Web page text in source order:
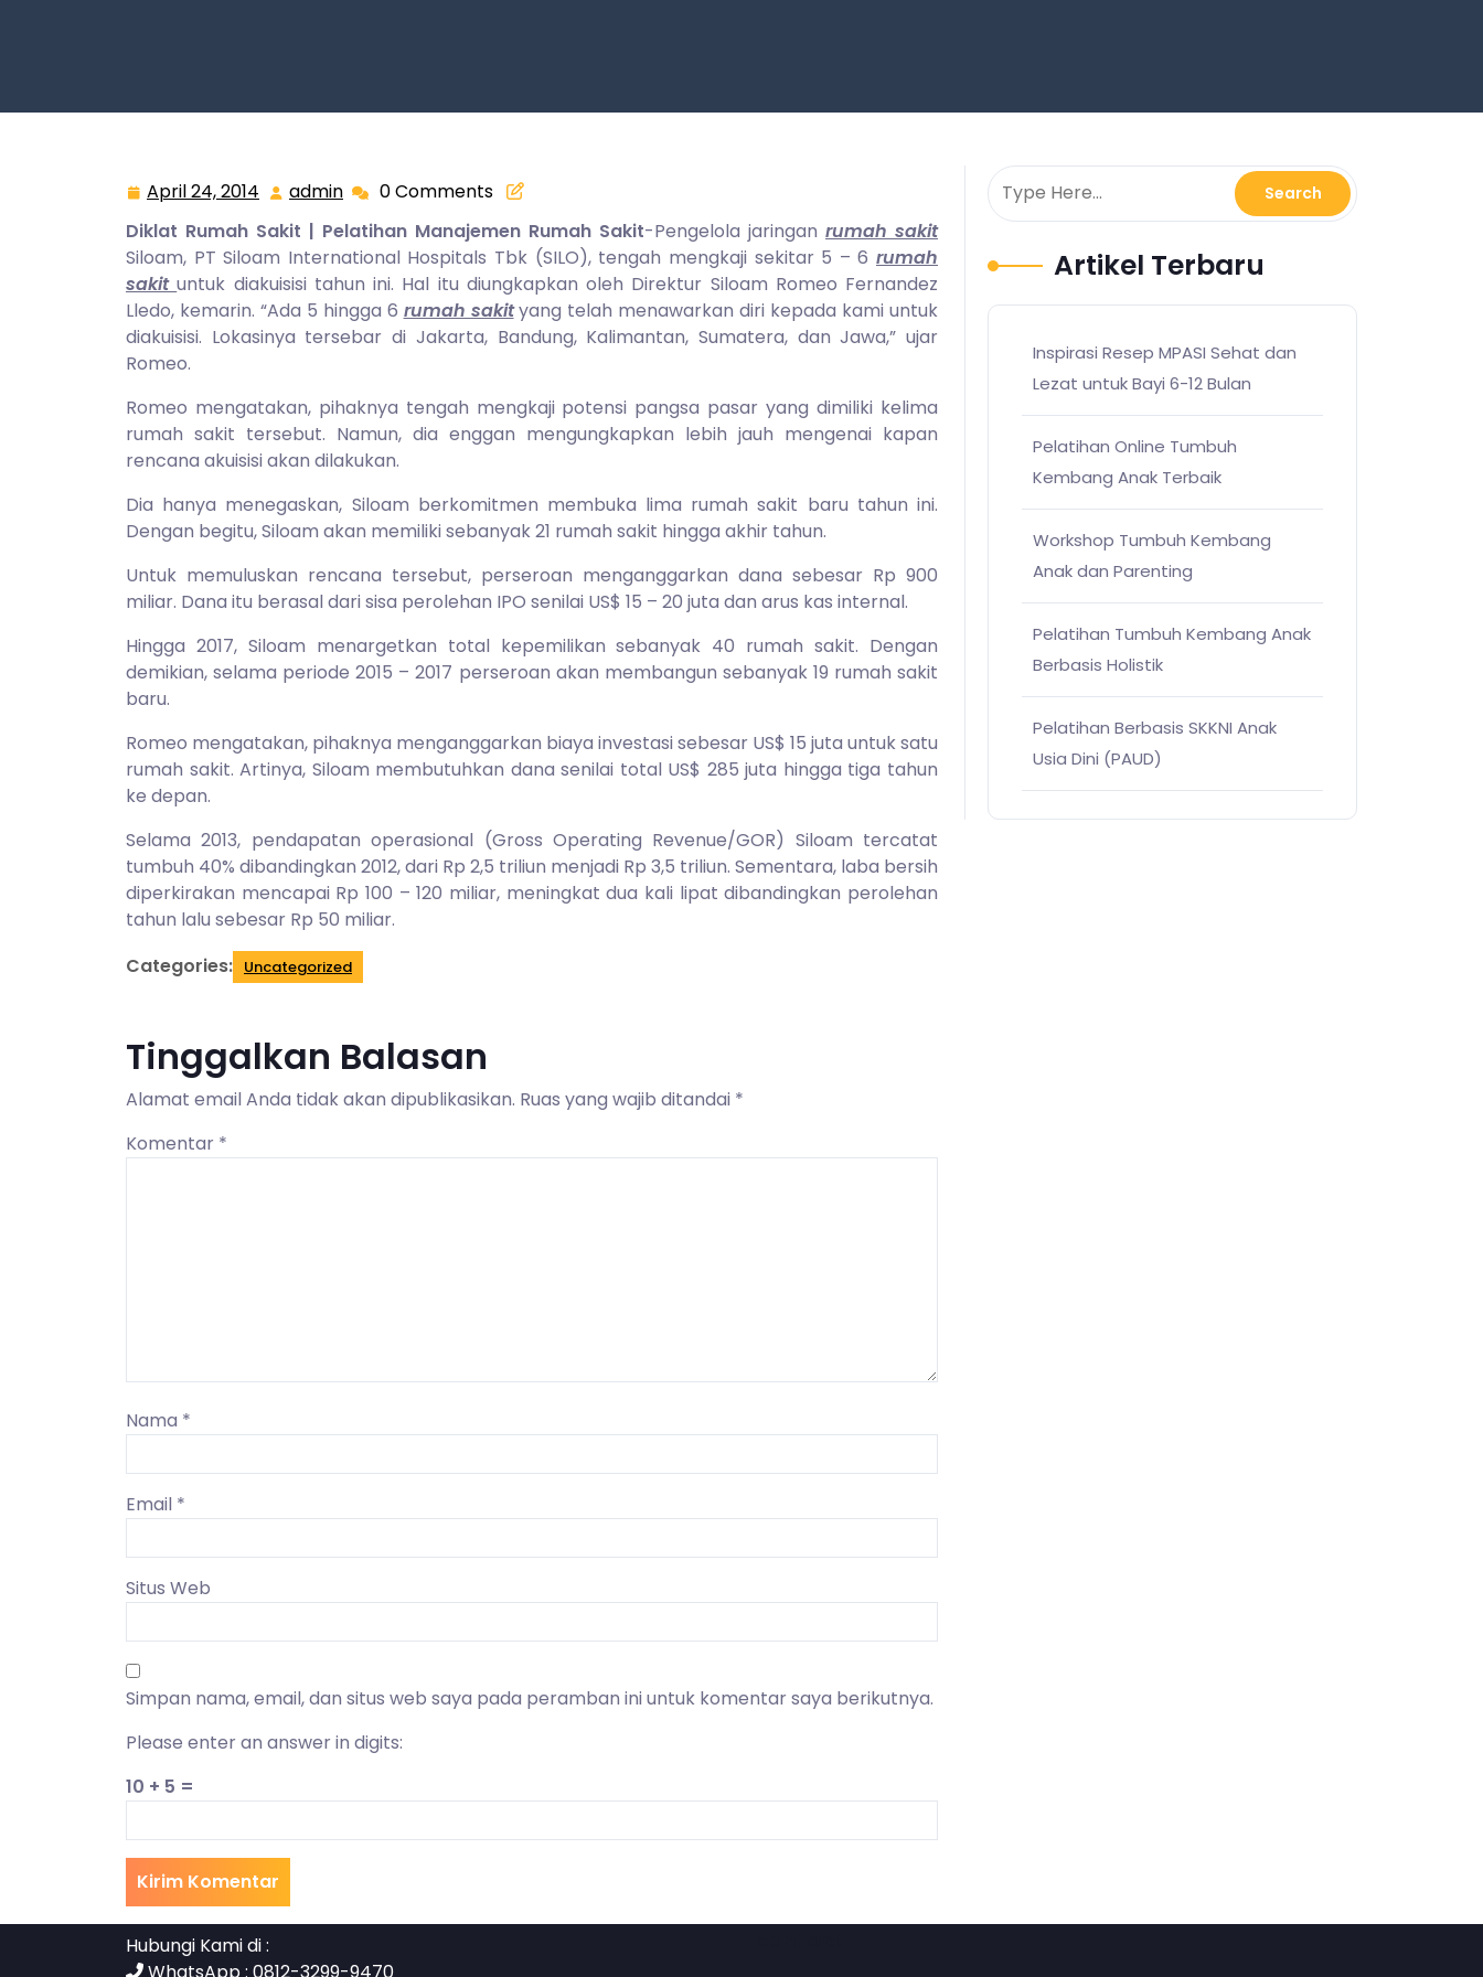
April 24, 2014 April
24,
2014
admin admin0 Comments
Diklat Rumah Sakit | Pelatihan Manajemen Rumah Sakit-Pengelola jaringan rumah sakit
Siloam, PT Siloam International Hospitals Tbk (SILO), tengah mengkaji sekitar 5 – 6 rumah
sakit untuk diakuisisi tahun ini. Hal itu diungkapkan oleh Direktur Siloam Romeo Fernandez
Lledo, kemarin. “Ada 5 hingga 6 rumah sakityang telah menawarkan diri kepada kami untuk
diakuisisi. Lokasinya tersebar di Jakarta, Bandung, Kalimantan, Sumatera, dan Jawa,” ujar
Romeo.
Romeo mengatakan, pihaknya tengah mengkaji potensi pangsa pasar yang dimiliki kelima
rumah sakit tersebut. Namun, dia enggan mengungkapkan lebih jauh mengenai kapan
rencana akuisisi akan dilakukan.
Dia hanya menegaskan, Siloam berkomitmen membuka lima rumah sakit baru tahun ini.
Dengan begitu, Siloam akan memiliki sebanyak 21 rumah sakit hingga akhir tahun.
Untuk memuluskan rencana tersebut, perseroan menganggarkan dana sebesar Rp 900
miliar. Dana itu berasal dari sisa perolehan IPO senilai US$ 15 – 20 juta dan arus kas internal.
Hingga 2017, Siloam menargetkan total kepemilikan sebanyak 40 rumah sakit. Dengan
demikian, selama periode 2015 – 2017 perseroan akan membangun sebanyak 19 rumah sakit
baru.
Romeo mengatakan, pihaknya menganggarkan biaya investasi sebesar US$ 15 juta untuk satu
rumah sakit. Artinya, Siloam membutuhkan dana senilai total US$ 285 juta hingga tiga tahun
ke depan.
Selama 2013, pendapatan operasional (Gross Operating Revenue/GOR) Siloam tercatat
tumbuh 40% dibandingkan 2012, dari Rp 2,5 triliun menjadi Rp 3,5 triliun. Sementara, laba bersih
diperkirakan mencapai Rp 100 – 120 miliar, meningkat dua kali lipat dibandingkan perolehan
tahun lalu sebesar Rp 50 miliar.
Categories: Uncategorized
Tinggalkan Balasan
Alamat email Anda tidak akan dipublikasikan. Ruas yang wajib ditandai *
Komentar *
Nama *
Email *
Situs Web
Simpan nama, email, dan situs web saya pada peramban ini untuk komentar saya berikutnya.
Please enter an answer in digits:
10 + 5 =
Artikel Terbaru
Inspirasi Resep MPASI Sehat dan
Lezat untuk Bayi 6-12 Bulan
Pelatihan Online Tumbuh
Kembang Anak Terbaik
Workshop Tumbuh Kembang
Anak dan Parenting
Pelatihan Tumbuh Kembang Anak
Berbasis Holistik
Pelatihan Berbasis SKKNI Anak
Usia Dini (PAUD)
Hubungi Kami di :